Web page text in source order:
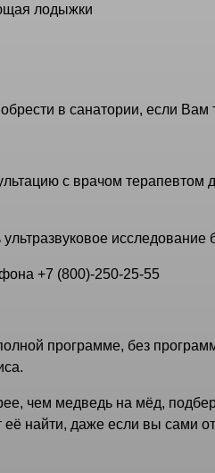
лодыжки
в санатории, если Вам
с врачом
+7 (800)-250-25-55
программе, без
чем медведь на мёд,
найти, даже если вы сами